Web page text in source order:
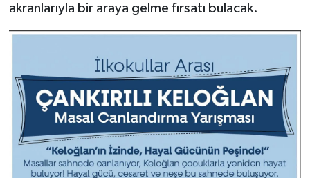
akranlarıyla bir araya gelme fırsatı bulacak.